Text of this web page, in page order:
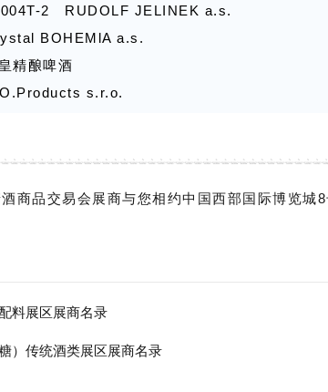
尔国际贸易有限公司
郑州森之隆商贸有限公司
泉啤酒（湖北）有限公司
家慕尼黑啤酒有限公司
引酒业有限公司
贸易有限公司
家酒业有限公司
乐食品有限公司
口贸易（重庆）有限公司
酒厂有限责任公司
实业有限公司
尚品国际贸易有限公司
（海南）国际贸易有限公司
特进出口贸易有限公司
巍世家(上海）贸易服务有限公司
de Lorient
贝柏轩（法国）精品酒业
CHAPELAS
Saint Vincent
& Vallons - Domaine des Pierrettes
FRANCE
2 RUDOLF JELINEK a.s.
BOHEMlA a.s.
精酿啤酒
s.r.o.
姆酒业有限公司
泽韦国际贸易有限公司
商品交易会展商与您相约中国西部国际博览城8
料展区展商名录
）传统酒类展区展商名录